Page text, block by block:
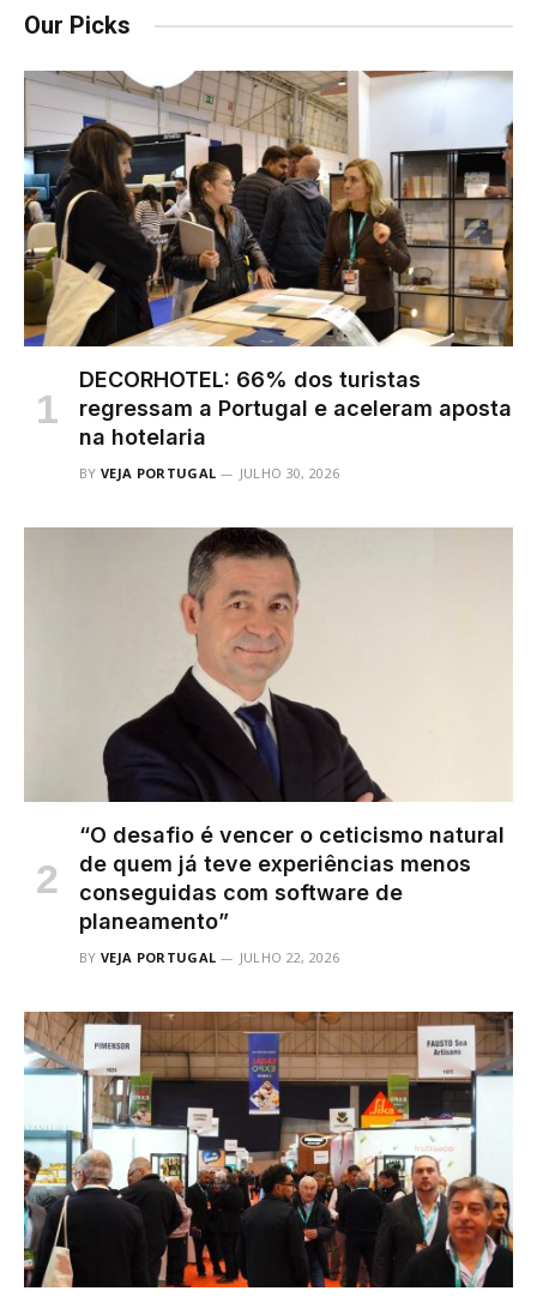
Our Picks
DECORHOTEL: 66% dos turistas
regressam a Portugal e aceleram aposta
na hotelaria
BY VEJA PORTUGAL JULHO 30, 2026
“O desafio é vencer o ceticismo natural
de quem já teve experiências menos
conseguidas com software de
planeamento”
BY VEJA PORTUGAL JULHO 22, 2026